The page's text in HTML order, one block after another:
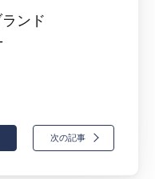
ンド
次の記事